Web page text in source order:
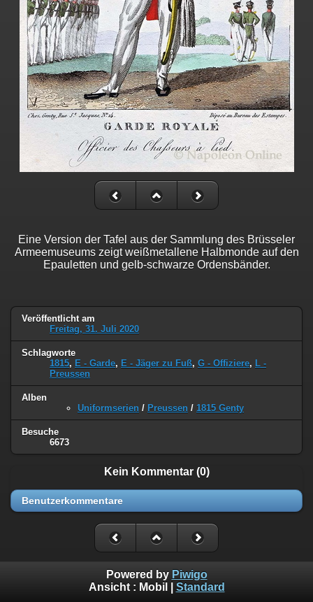
Eine Version der Tafel aus der Sammlung des Brüsseler
Armeemuseums zeigt weißmetallene Halbmonde auf den
Epauletten und gelb-schwarze Ordensbänder.
Veröffentlicht am
Freitag, 31. Juli 2020
Schlagworte
1815, E - Garde, E - Jäger zu Fuß, G - Offiziere, L -
Preussen
Alben
Uniformserien / Preussen / 1815 Genty
Besuche
6673
Kein Kommentar (0)
Benutzerkommentare
Powered by Piwigo
Ansicht : Mobil Standard